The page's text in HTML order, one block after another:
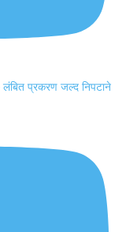
प्रकरण जल्द निपटाने